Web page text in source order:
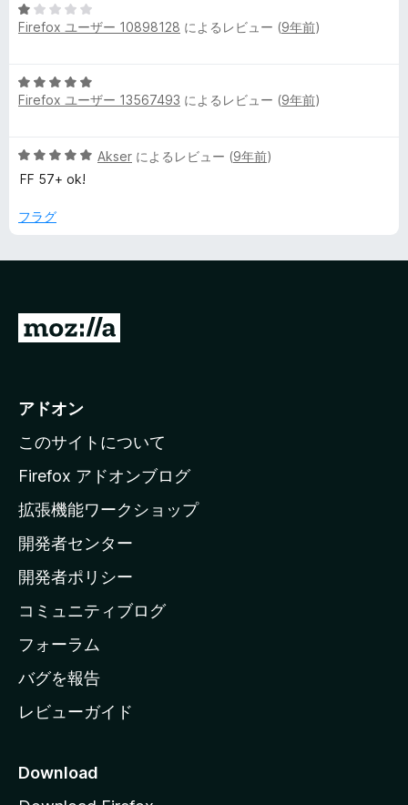
の
レ
ビ
ュ
ー
評
価
中
5
価
5
段
1
の
Firefox ユーザー 10898128 によるレビュー (9年前)
5
段
5
の
価
Firefox ユーザー 13567493 によるレビュー (9年前)
5
段
中
Akser によるレビュー (9年前)
FF 57+ ok!
フラグ
M
i
l
a
ホ
ー
ム
ー
ジ
へ
アドオン
このサイトについて
Firefox アドオンブログ
拡張機能ワークショップ
開発者センター
開発者ポリシー
コミュニティブログ
フォーラム
バグを報告
レビューガイド
Download